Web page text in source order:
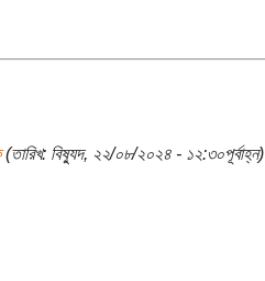
(তারিখ: বিষ্যুদ, ২২/০৮/২০২৪ - ১২:৩০পূর্বাহ্ন)